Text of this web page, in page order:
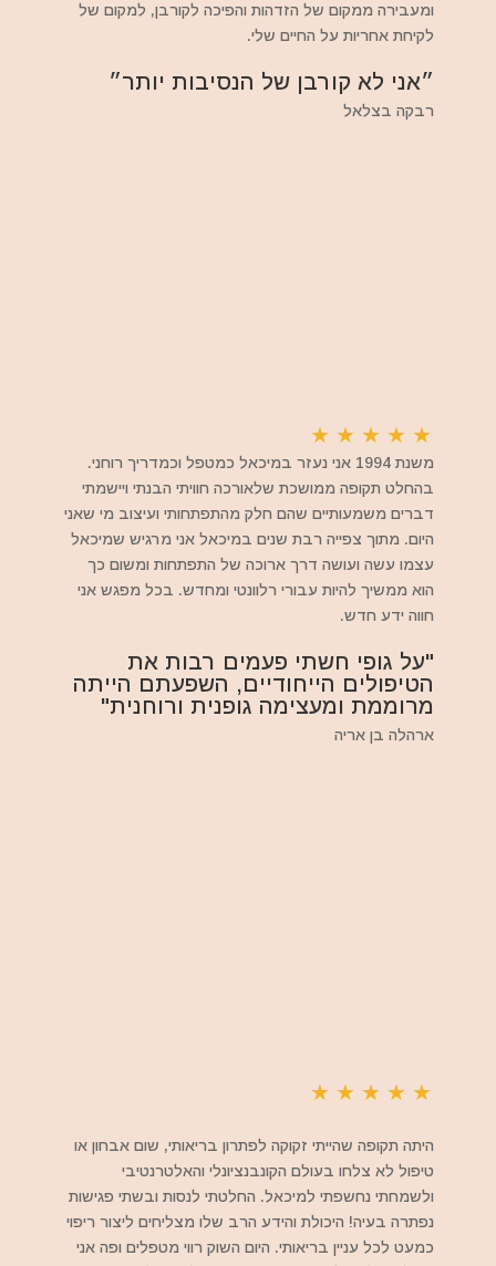
ומעבירה ממקום של הזדהות והפיכה לקורבן, למקום של
לקיחת אחריות על החיים שלי.
״אני לא קורבן של הנסיבות יותר״
רבקה בצלאל
★
★
★
★
★
משנת 1994 אני נעזר במיכאל כמטפל וכמדריך רוחני.
בהחלט תקופה ממושכת שלאורכה חוויתי הבנתי ויישמתי
דברים משמעותיים שהם חלק מהתפתחותי ועיצוב מי שאני
היום. מתוך צפייה רבת שנים במיכאל אני מרגיש שמיכאל
עצמו עשה ועושה דרך ארוכה של התפתחות ומשום כך
הוא ממשיך להיות עבורי רלוונטי ומחדש. בכל מפגש אני
חווה ידע חדש.
"על גופי חשתי פעמים רבות את
הטיפולים הייחודיים, השפעתם הייתה
מרוממת ומעצימה גופנית ורוחנית"
ארהלה בן אריה
★
★
★
★
★
היתה תקופה שהייתי זקוקה לפתרון בריאותי, שום אבחון או
טיפול לא צלחו בעולם הקונבנציונלי והאלטרנטיבי
ולשמחתי נחשפתי למיכאל. החלטתי לנסות ובשתי פגישות
נפתרה בעיה! היכולת והידע הרב שלו מצליחים ליצור ריפוי
כמעט לכל עניין בריאותי. היום השוק רווי מטפלים ופה אני